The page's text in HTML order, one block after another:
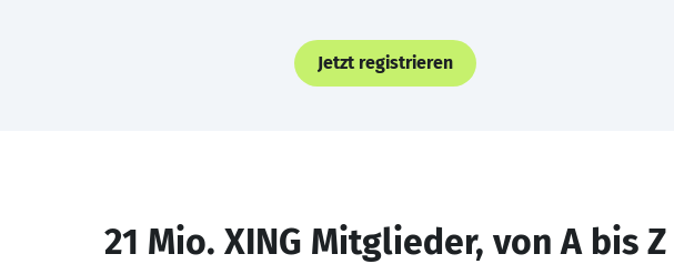
Jetzt registrieren
21 Mio. XING Mitglieder, von A bis Z